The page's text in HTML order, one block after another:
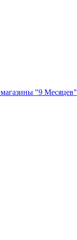
"9 Месяцев"